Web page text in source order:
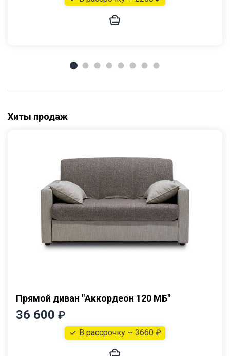
Хиты продаж
Прямой диван "Аккордеон 120 МБ"
36 600 ₽
В рассрочку ~ 3660 ₽